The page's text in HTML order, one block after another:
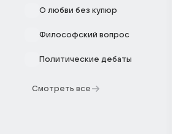
О любви без купюр
Философский вопрос
Политические дебаты
Смотреть все